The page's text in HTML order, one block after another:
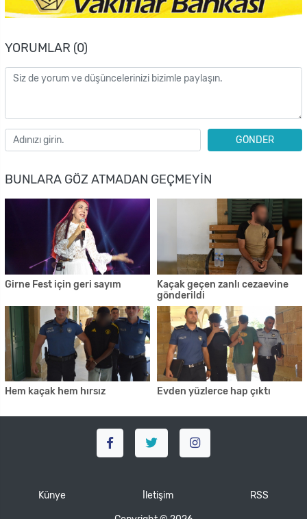
YORUMLAR (0)
GÖNDER
BUNLARA GÖZ ATMADAN GEÇMEYIN
Girne Fest için geri sayım
Kaçak geçen zanlı cezaevine
gönderildi
Hem kaçak hem hırsız Evden yüzlerce hap çıktı
Künye İletişim RSS